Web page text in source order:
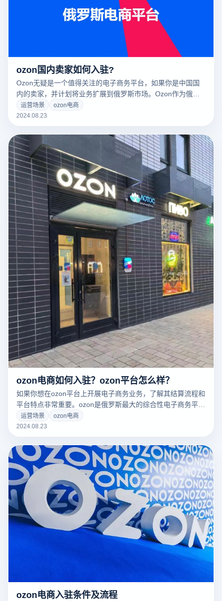
ozon国内卖家如何入驻?
Ozon无疑是一个值得关注的电子商务平台，如果你是中国国
内的卖家，并计划将业务扩展到俄罗斯市场。Ozon作为俄罗
斯领先的综合性电子商务平台，为国际卖家提供了丰富的市场
机会和完善的物流支持。你需要了解一些关键的步骤和要求，
如何成功ozon电商入驻，帮助您迈出国际市场的第一步，抓住
俄罗斯市场的商机。
运营场景
ozon电商
2024.08.23
ozon电商如何入驻？ozon平台怎么样？
如果你想在ozon平台上开展电子商务业务，了解其结算流程和
平台特点非常重要。ozon是俄罗斯最大的综合性电子商务平台
之一。它涵盖了从日常消费品到高科技产品的广泛类别，拥有
庞大的用户基础和完善的物流体系。ozon提供了一个极具潜力
你需要了解平台的结算要求、应用程序步骤和市场前景，以便
充分利用这个机会提高你的业务水平。接下来，我们将详细介
绍如何顺利ozon电商入驻。
运营场景
ozon电商
2024.08.23
ozon电商入驻条件及流程